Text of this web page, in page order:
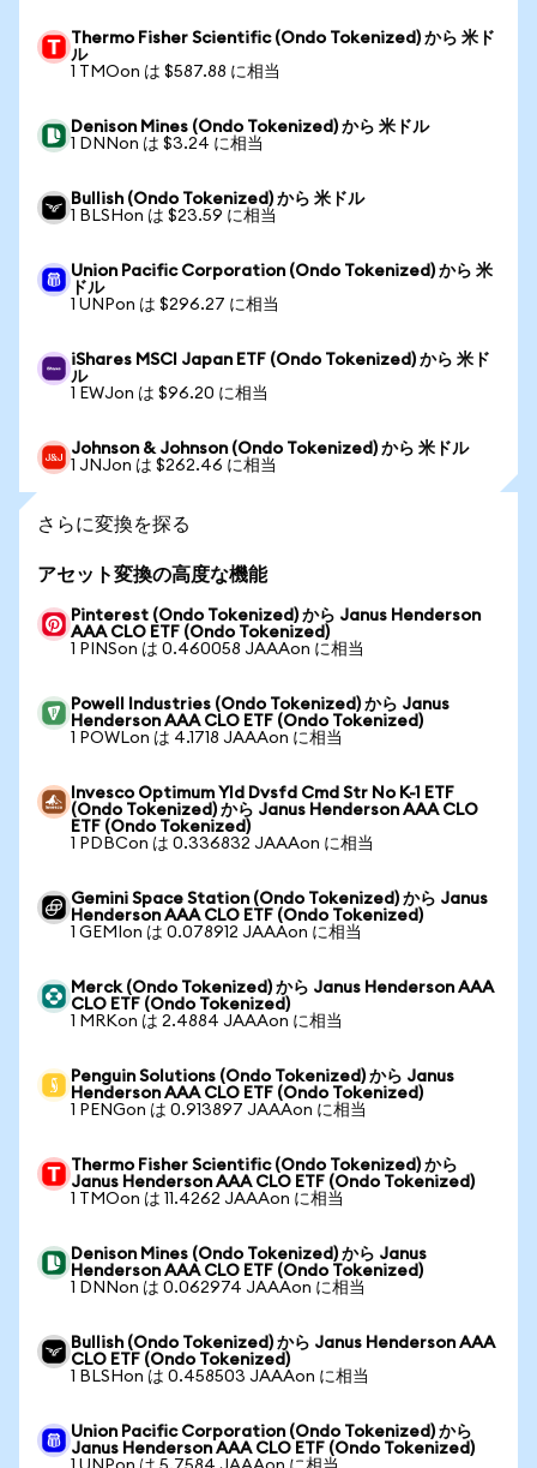
Thermo Fisher Scientific (Ondo Tokenized) から 米ド
ル
1 TMOon は $587.88 に相当
Denison Mines (Ondo Tokenized) から 米ドル
1 DNNon は $3.24 に相当
Bullish (Ondo Tokenized) から 米ドル
1 BLSHon は $23.59 に相当
Union Pacific Corporation (Ondo Tokenized) から 米
ドル
1 UNPon は $296.27 に相当
iShares MSCI Japan ETF (Ondo Tokenized) から 米ド
ル
1 EWJon は $96.20 に相当
Johnson & Johnson (Ondo Tokenized) から 米ドル
1 JNJon は $262.46 に相当
さらに変換を探る
アセット変換の高度な機能
Pinterest (Ondo Tokenized) から Janus Henderson
AAA CLO ETF (Ondo Tokenized)
1 PINSon は 0.460058 JAAAon に相当
Powell Industries (Ondo Tokenized) から Janus
Henderson AAA CLO ETF (Ondo Tokenized)
1 POWLon は 4.1718 JAAAon に相当
Invesco Optimum Yld Dvsfd Cmd Str No K-1 ETF
(Ondo Tokenized) から Janus Henderson AAA CLO
ETF (Ondo Tokenized)
1 PDBCon は 0.336832 JAAAon に相当
Gemini Space Station (Ondo Tokenized) から Janus
Henderson AAA CLO ETF (Ondo Tokenized)
1 GEMIon は 0.078912 JAAAon に相当
Merck (Ondo Tokenized) から Janus Henderson AAA
CLO ETF (Ondo Tokenized)
1 MRKon は 2.4884 JAAAon に相当
Penguin Solutions (Ondo Tokenized) から Janus
Henderson AAA CLO ETF (Ondo Tokenized)
1 PENGon は 0.913897 JAAAon に相当
Thermo Fisher Scientific (Ondo Tokenized) から
Janus Henderson AAA CLO ETF (Ondo Tokenized)
1 TMOon は 11.4262 JAAAon に相当
Denison Mines (Ondo Tokenized) から Janus
Henderson AAA CLO ETF (Ondo Tokenized)
1 DNNon は 0.062974 JAAAon に相当
Bullish (Ondo Tokenized) から Janus Henderson AAA
CLO ETF (Ondo Tokenized)
1 BLSHon は 0.458503 JAAAon に相当
Union Pacific Corporation (Ondo Tokenized) から
Janus Henderson AAA CLO ETF (Ondo Tokenized)